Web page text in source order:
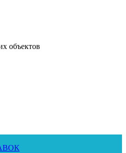
объектов